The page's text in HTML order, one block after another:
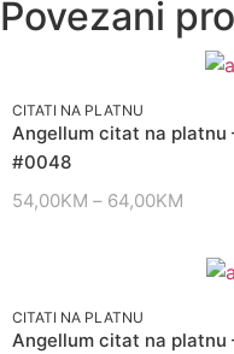
Povezani
CITATI NA PLATNU
Angellum citat na platnu
#0048
54,00KM – 64,00KM
CITATI NA PLATNU
Angellum citat na platnu